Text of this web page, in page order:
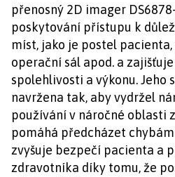
přenosný 2D imager
poskytování přístupu k
míst, jako je postel
operační sál apod. a
spolehlivosti a výkonu. Jeho
navržena tak, aby vydržel
používání v náročné oblasti
pomáhá předcházet
zvyšuje bezpečí pacienta a
zdravotníka díky tomu, že